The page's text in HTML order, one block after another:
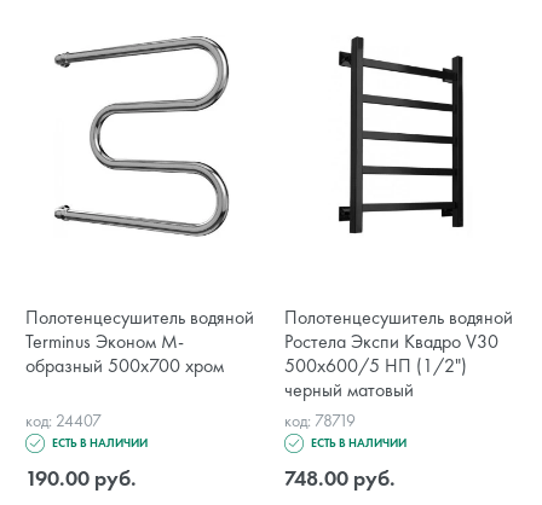
Полотенцесушитель водяной
Terminus Эконом М-
образный 500х700 хром
код: 24407
ЕСТЬ В НАЛИЧИИ
190.00 руб.
Полотенцесушитель водяной
Ростела Экспи Квадро V30
500х600/5 НП (1/2")
черный матовый
код: 78719
ЕСТЬ В НАЛИЧИИ
748.00 руб.